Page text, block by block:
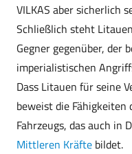
VILKAS aber sicherlich
Schließlich steht
Gegner gegenüber, der
imperialistischen
Dass Litauen für seine
beweist die Fähigkeiten
Fahrzeugs, das auch in
Mittleren Kräfte bildet.